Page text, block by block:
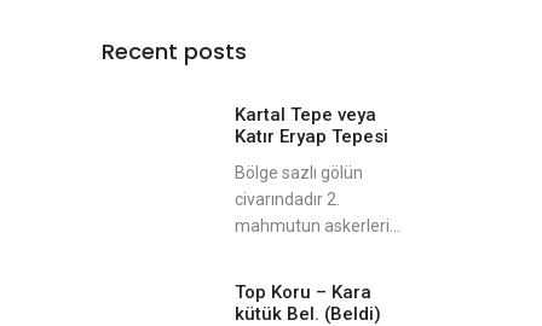
Recent posts
Kartal Tepe veya
Katır Eryap Tepesi
Bölge sazlı gölün
civarındadır 2.
mahmutun askerleri...
Top Koru – Kara
kütük Bel. (Beldi)